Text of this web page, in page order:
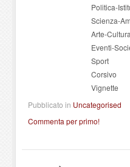
Politica-
Scienza-
Arte-Cultura
Eventi-
Sport
Corsivo
Vignette
Pubblicato in Uncategorised
Commenta per primo!